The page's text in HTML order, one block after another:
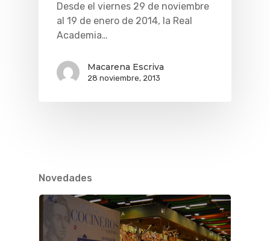
Desde el viernes 29 de noviembre
al 19 de enero de 2014, la Real
Academia…
Macarena Escriva
28 noviembre, 2013
Novedades